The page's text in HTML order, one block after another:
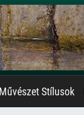
Művészet Stílusok